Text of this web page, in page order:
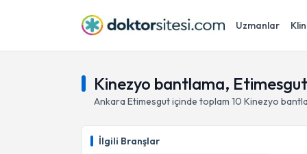
Uzmanlar
Kinezyo bantlama,
Ankara Etimesgutiçinde toplam 10 Kinezyo
İlgili Branşlar